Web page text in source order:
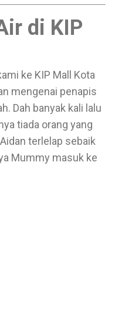
di KIP
ke KIP Mall Kota
mengenai penapis
Dah banyak kali lalu
tiada orang yang
terlelap sebaik
Mummy masuk ke